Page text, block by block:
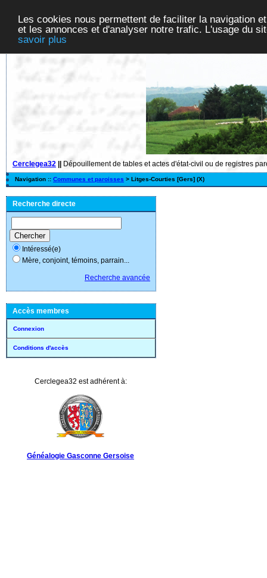
Les cookies nous permettent de faciliter la navigation
et les annonces et d'analyser notre trafic. L'usage du
savoir plus
Cerclegea32 Dépouillement de tables et actes d'état-civil ou de registres
Navigation :: Communes et paroisses > Litges-Courties [Gers] (X)
Recherche directe
Intéressé(e)
Mère, conjoint, témoins, parrain...
Recherche avancée
Accès membres
Connexion
Conditions d'accès
Cerclegea32 est adhérent à:
Généalogie Gasconne Gersoise